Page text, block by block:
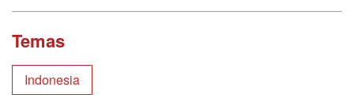
Temas
Indonesia